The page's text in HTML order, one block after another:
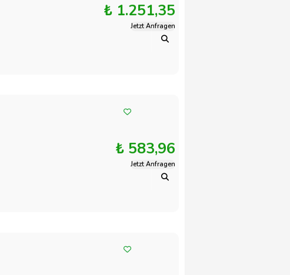
₺ 1.251,35
Jetzt Anfragen
₺ 583,96
Jetzt Anfragen